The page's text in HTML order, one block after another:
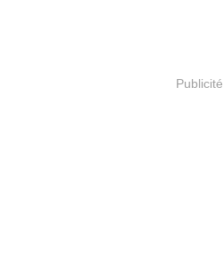
Publicité